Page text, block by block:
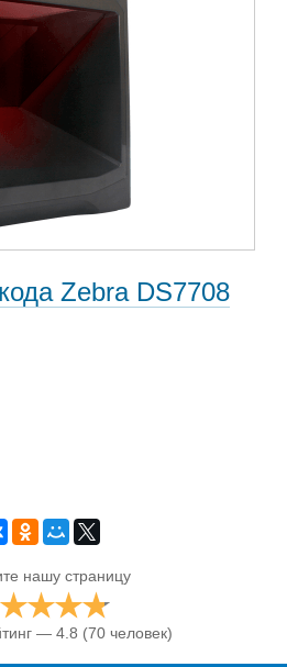
Zebra DS7708
нашу страницу
— 4.8 (70 человек)